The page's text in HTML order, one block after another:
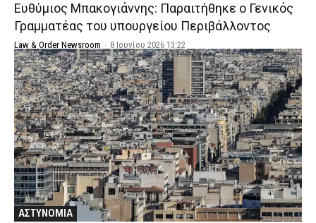
Ευθύμιος Μπακογιάννης: Παραιτήθηκε ο Γενικός
Γραμματέας του υπουργείου Περιβάλλοντος
Law & Order Newsroom - 8 Ιουνίου 2026 13:22
ΑΣΤΥΝΟΜΙΑ